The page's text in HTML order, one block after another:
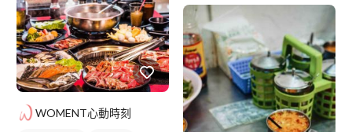
WOMENT心動時刻